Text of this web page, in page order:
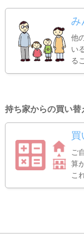
み
他
い
る
持ち家からの買い替
買
ご
算
こ